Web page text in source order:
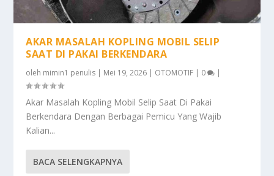
AKAR MASALAH KOPLING MOBIL SELIP
SAAT DI PAKAI BERKENDARA
oleh mimin1 penulis | Mei 19, 2026 | OTOMOTIF | 0 |
Akar Masalah Kopling Mobil Selip Saat Di Pakai
Berkendara Dengan Berbagai Pemicu Yang Wajib
Kalian...
BACA SELENGKAPNYA